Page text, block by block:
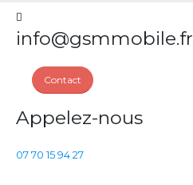
info@gsmmobile.fr
Contact
Appelez-nous
07 70 15 94 27